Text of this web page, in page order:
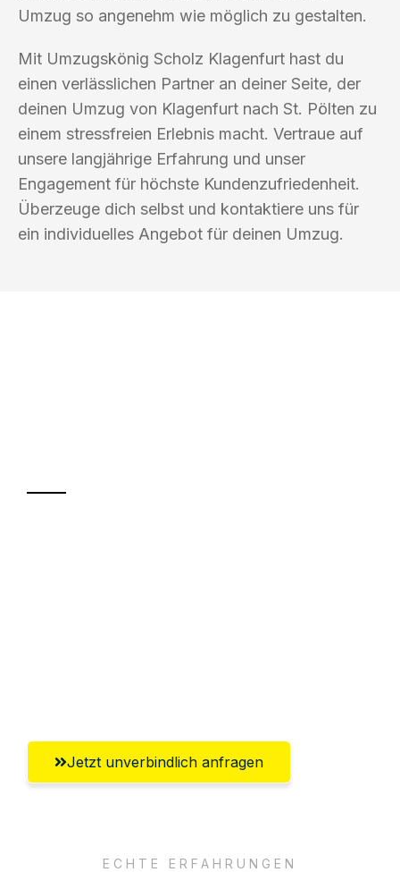
Umzug so angenehm wie möglich zu gestalten.
Mit Umzugskönig Scholz Klagenfurt hast du
einen verlässlichen Partner an deiner Seite, der
deinen Umzug von Klagenfurt nach St. Pölten zu
einem stressfreien Erlebnis macht. Vertraue auf
unsere langjährige Erfahrung und unser
Engagement für höchste Kundenzufriedenheit.
Überzeuge dich selbst und kontaktiere uns für
ein individuelles Angebot für deinen Umzug.
Jetzt unverbindlich anfragen
ECHTE ERFAHRUNGEN